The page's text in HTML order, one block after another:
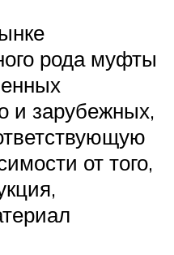
рода муфты
и зарубежных,
от того,